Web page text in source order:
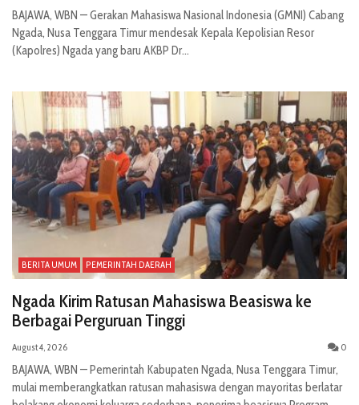
BAJAWA, WBN — Gerakan Mahasiswa Nasional Indonesia (GMNI) Cabang
Ngada, Nusa Tenggara Timur mendesak Kepala Kepolisian Resor
(Kapolres) Ngada yang baru AKBP Dr...
BERITA UMUM PEMERINTAH DAERAH
Ngada Kirim Ratusan Mahasiswa Beasiswa ke
Berbagai Perguruan Tinggi
August 4, 2026 0
BAJAWA, WBN — Pemerintah Kabupaten Ngada, Nusa Tenggara Timur,
mulai memberangkatkan ratusan mahasiswa dengan mayoritas berlatar